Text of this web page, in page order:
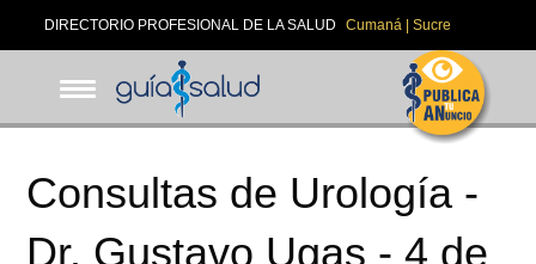
DIRECTORIO PROFESIONAL DE LA SALUD Cumaná | Sucre
Consultas de Urología -
Dr. Gustavo Ugas - 4 de